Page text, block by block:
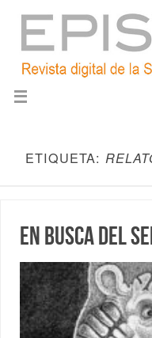
ETIQUETA:
En busca del